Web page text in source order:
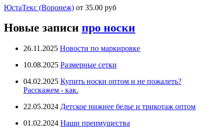
ЮстаТекс (Воронеж) от 35.00 руб
Новые записи про носки
26.11.2025 Новости по маркировке
10.08.2025 Размерные сетки
04.02.2025 Купить носки оптом и не пожалеть?
Расскажем - как.
22.05.2024 Детское нижнее белье и трикотаж оптом
01.02.2024 Наши преимущества